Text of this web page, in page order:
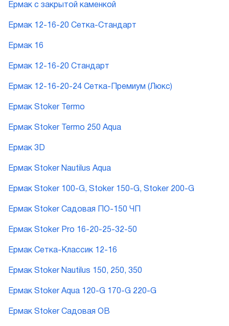
Ермак с закрытой каменкой
Ермак 12-16-20 Сетка-Стандарт
Ермак 16
Ермак 12-16-20 Стандарт
Ермак 12-16-20-24 Сетка-Премиум (Люкс)
Ермак Stoker Termo
Ермак Stoker Termo 250 Aqua
Ермак 3D
Ермак Stoker Nautilus Aqua
Ермак Stoker 100-G, Stoker 150-G, Stoker 200-G
Ермак Stoker Садовая ПО-150 ЧП
Ермак Stoker Pro 16-20-25-32-50
Ермак Сетка-Классик 12-16
Ермак Stoker Nautilus 150, 250, 350
Ермак Stoker Aqua 120-G 170-G 220-G
Ермак Stoker Садовая ОВ